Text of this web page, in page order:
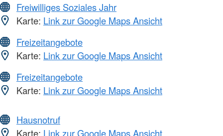
Freiwilliges Soziales Jahr
Karte: Link zur Google Maps Ansicht
Freizeitangebote
Karte: Link zur Google Maps Ansicht
Freizeitangebote
Karte: Link zur Google Maps Ansicht
Hausnotruf
Karte: Link zur Google Maps Ansicht